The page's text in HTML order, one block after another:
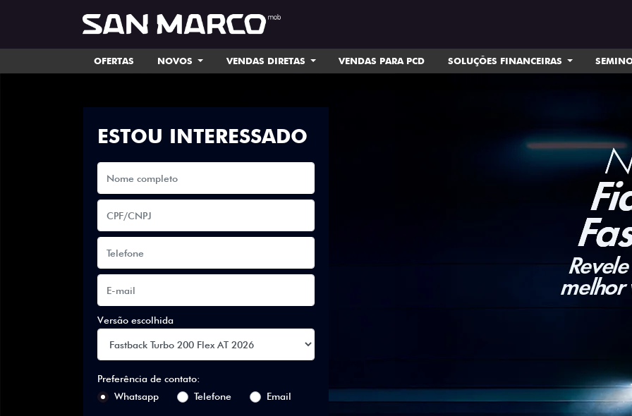
OFERTAS NOVOS VENDAS DIRETAS VENDAS PARA PCD SOLUÇÕES FINANCEIRAS
ESTOU INTERESSADO
Versão escolhida
Preferência de contato:
Whatsapp
Telefone Email